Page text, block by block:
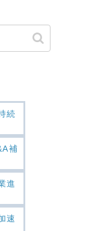
続
補
進
速